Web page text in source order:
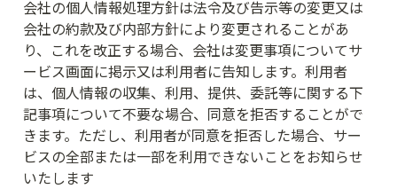
会社の個人情報処理方針は法令及び告示等の変更又は
会社の約款及び内部方針により変更されることがあ
り、これを改正する場合、会社は変更事項についてサ
ービス画面に掲示又は利用者に告知します。利用者
は、個人情報の収集、利用、提供、委託等に関する下
記事項について不要な場合、同意を拒否することがで
きます。ただし、利用者が同意を拒否した場合、サー
ビスの全部または一部を利用できないことをお知らせ
いたします